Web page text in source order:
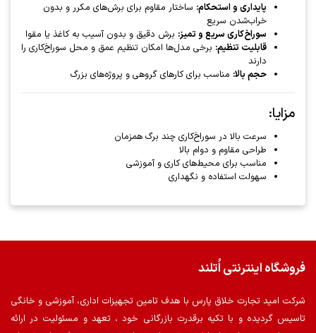
پایداری و استحکام: ساختار مقاوم برای برش‌های مکرر و بدون
خراب‌شدن سریع
سوراخ‌کاری سریع و تمیز: برش دقیق و بدون آسیب به کاغذ یا مقوا
قابلیت تنظیم: برخی مدل‌ها امکان تنظیم عمق و محل سوراخ‌کاری را
دارند
حجم بالا: مناسب برای کارهای گروهی و پروژه‌های بزرگ
مزایا:
سرعت بالا در سوراخ‌کاری چند برگ همزمان
طراحی مقاوم و دوام بالا
مناسب برای محیط‌های کاری و آموزشی
سهولت استفاده و نگهداری
فروشگاه اینترنتی اُتلند
شرکت امید تجارت خلاق پارس با هدف تامین تجهیزات اداری، آموزشی و خانگی
تاسیس گردیده و با تکیه برقدرت بازرگانی خود ، تعهد و مسئولیت در ارائه